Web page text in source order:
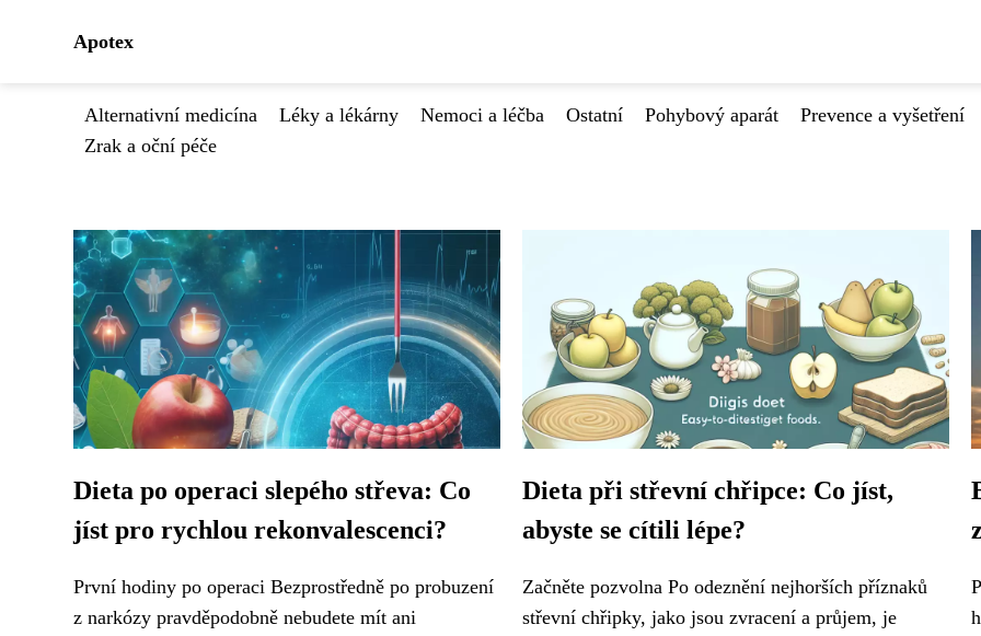
Apotex
Alternativní medicína Léky a lékárny Nemoci a léčba Ostatní Pohybový aparát
Prevence a vyšetření
Zrak a oční péče
Dieta po operaci slepého střeva: Co
jíst pro rychlou rekonvalescenci?
První hodiny po operaci Bezprostředně po probuzení
z narkózy pravděpodobně nebudete mít ani
Dieta při střevní chřipce: Co jíst,
abyste se cítili lépe?
Začněte pozvolna Po odeznění nejhorších příznaků
střevní chřipky, jako jsou zvracení a průjem, je